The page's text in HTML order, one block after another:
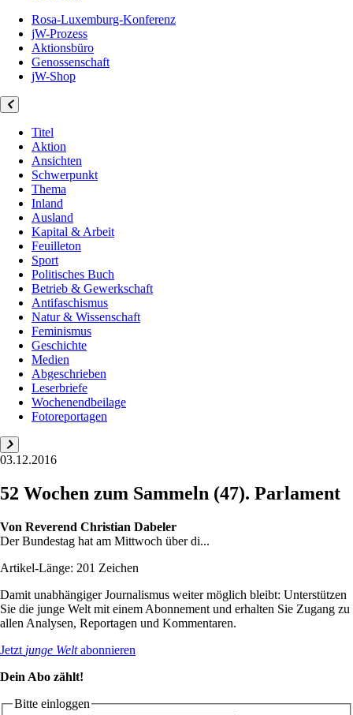
Rosa-Luxemburg-Konferenz
jW-Prozess
Aktionsbüro
Genossenschaft
jW-Shop
Titel
Aktion
Ansichten
Schwerpunkt
Thema
Inland
Ausland
Kapital & Arbeit
Feuilleton
Sport
Politisches Buch
Betrieb & Gewerkschaft
Antifaschismus
Natur & Wissenschaft
Feminismus
Geschichte
Medien
Abgeschrieben
Leserbriefe
Wochenendbeilage
Fotoreportagen
03.12.2016
52 Wochen zum Sammeln (47). Parlament
Von Reverend Christian Dabeler
Der Bundestag hat am Mittwoch über di...
Artikel-Länge: 201 Zeichen
Damit unabhängiger Journalismus weiter möglich bleibt: Unterstützen
Sie die junge Welt mit einem Abonnement und erhalten Sie Zugang zu
allen Analysen, Reportagen und Kommentaren.
Jetzt junge Weltabonnieren
Dein Abo zählt!
Bitte einloggen